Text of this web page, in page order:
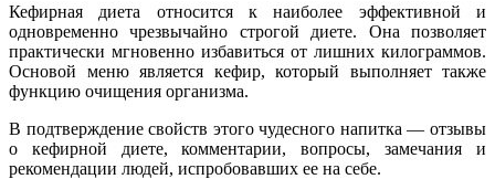
Кефирная диета относится к наиболее эффективной и
одновременно чрезвычайно строгой диете. Она позволяет
практически мгновенно избавиться от лишних килограммов.
Основой меню является кефир, который выполняет также
функцию очищения организма.
В подтверждение свойств этого чудесного напитка — отзывы
о кефирной диете, комментарии, вопросы, замечания и
рекомендации людей, испробовавших ее на себе.